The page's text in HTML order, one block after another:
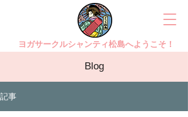
ヨガサークルシャンティ松島へようこそ！
Blog
記事